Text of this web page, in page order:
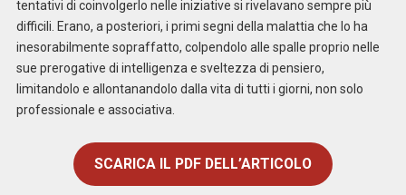
tentativi di coinvolgerlo nelle iniziative si rivelavano sempre più
difficili. Erano, a posteriori, i primi segni della malattia che lo ha
inesorabilmente sopraffatto, colpendolo alle spalle proprio nelle
sue prerogative di intelligenza e sveltezza di pensiero,
limitandolo e allontanandolo dalla vita di tutti i giorni, non solo
professionale e associativa.
SCARICA IL PDF DELL’ARTICOLO